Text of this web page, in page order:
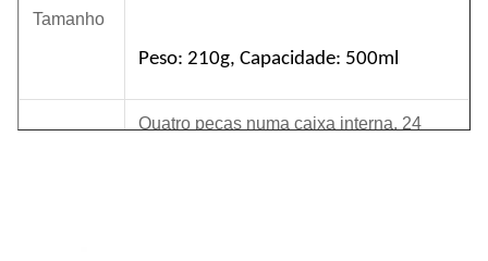
Tamanho
Peso: 210g, Capacidade: 500ml
Quatro peças numa caixa interna, 24